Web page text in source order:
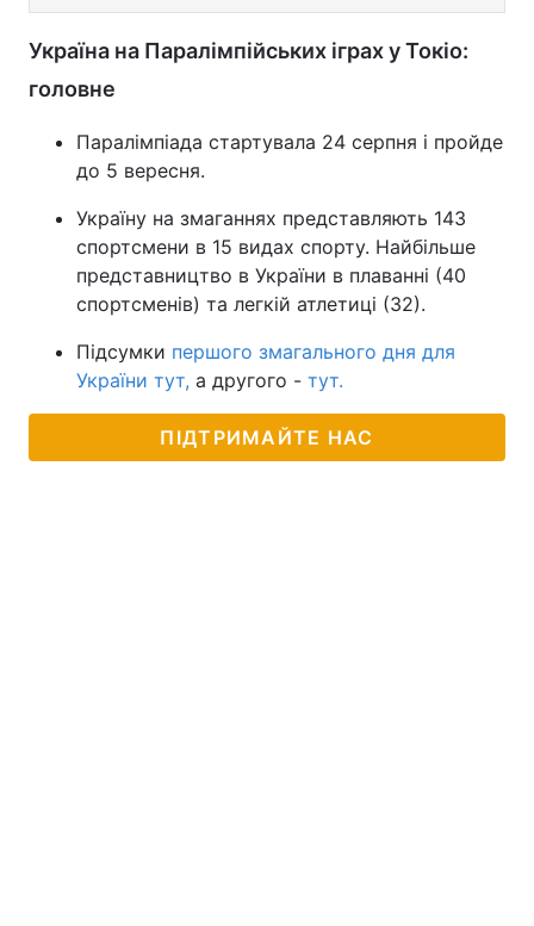
Україна на Паралімпійських іграх у Токіо:
головне
Паралімпіада стартувала 24 серпня і пройде
до 5 вересня.
Україну на змаганнях представляють 143
спортсмени в 15 видах спорту. Найбільше
представництво в України в плаванні (40
спортсменів) та легкій атлетиці (32).
Підсумки першого змагального дня для
України тут, а другого - тут.
ПІДТРИМАЙТЕ НАС